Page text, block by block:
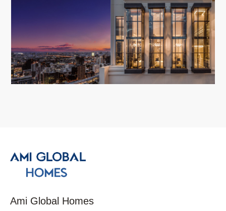
Ami Global Homes